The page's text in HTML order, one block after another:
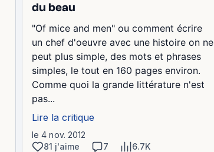
du beau
"Of mice and men" ou comment écrire
un chef d'oeuvre avec une histoire on ne
peut plus simple, des mots et phrases
simples, le tout en 160 pages environ.
Comme quoi la grande littérature n'est
pas...
Lire la critique
le 4 nov. 2012
81 j'aime
7 6.7K